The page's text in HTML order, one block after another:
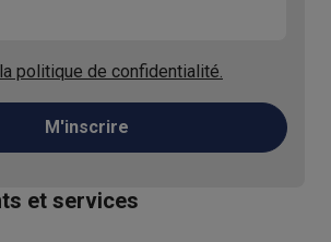
la politique de confidentialité.
M'inscrire
et services